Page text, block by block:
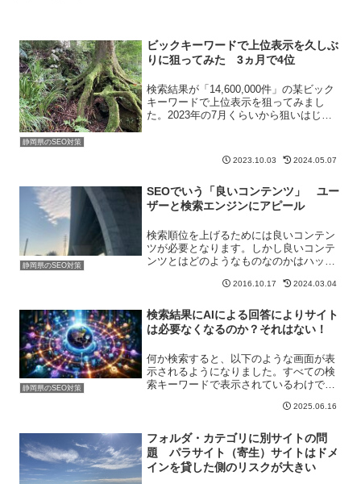
静岡県のSEO対策
ビックキーワードで上位表示を久しぶ
りに狙ってみた 3ヵ月で4位
検索結果が「14,600,000件」の某ビック
キーワードで上位表示を狙ってみまし
た。2023年の7月くらいから狙いはじ
トがベース弊社には長く運営しているサ
2023.10.03 2024.05.07
静岡県のSEO対策
SEOでいう「良いコンテンツ」 ユー
ザーと検索エンジンにアピール
検索順位を上げるためには良いコンテン
ツが必要となります。しかし良いコンテ
ンツとはどのようなものなのかはハッキ
ーザーファーストです。ただし検索エン
2016.10.17 2024.03.04
静岡県のSEO対策
検索結果にAIによる回答によりサイト
は必要なくなるのか？それはない！
何か検索すると、以下のような画面が表
示されるようになりました。すべての検
索キーワードで表示されているわけでは
よる回答が表示されるようになったた
が多くなってきました。こ...
2025.06.16
フォルダ・カテゴリに別サイトの問
題 パラサイト（寄生）サイトはドメ
インを貸した側のリスクが大きい